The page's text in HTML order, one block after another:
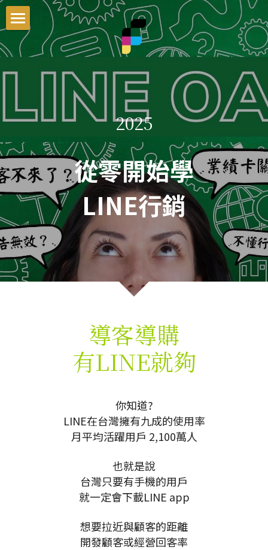
首頁
最新資訊
男士理髮系統
一次搞懂染髮色彩學
新手老闆必修的5堂經營課
男髮速成剪裁系統
一次搞懂商業設計染
就業輔導
零基礎剪髮入門
交通資訊
Blog
搜索
官方LINE客服
2025
從零開始學
LINE行銷
導客導購
有LINE就夠
你知道?
LINE在台灣擁有九成的使用率
月平均活躍用戶 2,100萬人
也就是說
台灣只要有手機的用戶
就一定會下載LINE app
想要拉近與顧客的距離
開發顧客或經營回客率